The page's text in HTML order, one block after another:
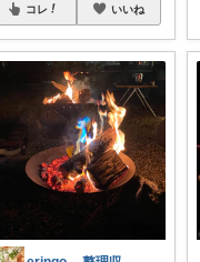
コレ いいね